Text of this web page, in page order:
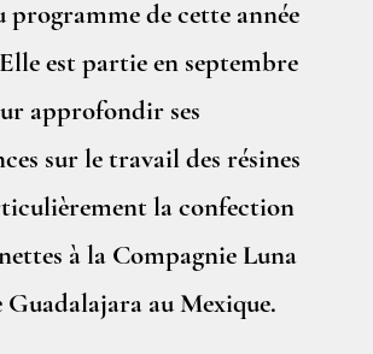
programme de cette année
Elle est partie en septembre
approfondir ses
sur le travail des résines
la confection
à la Compagnie Luna
Guadalajara au Mexique.